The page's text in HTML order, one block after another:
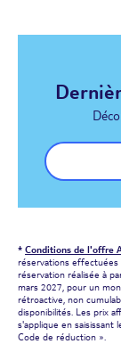
* Conditions de l'offre
réservations effectuées
réservation réalisée à
mars 2027, pour un
rétroactive, non
disponibilités. Les prix
s'applique en saisissant
Code de réduction ».